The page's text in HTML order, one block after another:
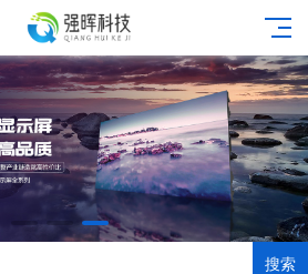
搜索